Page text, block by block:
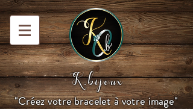
K.bijoux
"Créez votre bracelet à votre image"